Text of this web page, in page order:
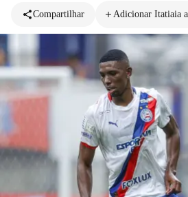
Compartilhar
Adicionar Itatiaia